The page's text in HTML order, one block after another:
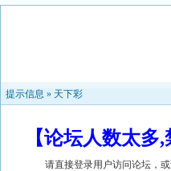
提示信息 » 天下彩
【论坛人数太
请直接登录用户访问论坛，